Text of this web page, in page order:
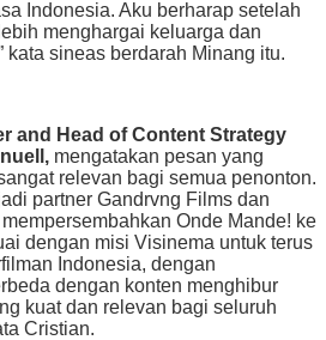
Indonesia. Aku berharap setelah
menghargai keluarga dan
kata sineas berdarah Minang itu.
and Head of Content Strategy
mengatakan pesan yang
relevan bagi semua penonton.
partner Gandrvng Films dan
Onde Mande! ke
dengan misi Visinema untuk terus
Indonesia, dengan
dengan konten menghibur
kuat dan relevan bagi seluruh
Cristian.